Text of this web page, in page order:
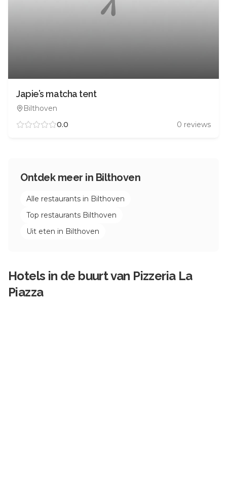
Japie’s matcha tent
Bilthoven
0.0
0 reviews
Ontdek meer in Bilthoven
Alle restaurants in Bilthoven
Top restaurants Bilthoven
Uit eten in Bilthoven
Hotels in de buurt van Pizzeria La
Piazza